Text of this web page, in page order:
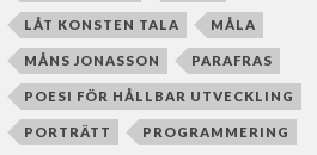
LÅT KONSTEN TALA MÅLA
MÅNS JONASSON PARAFRAS
POESI FÖR HÅLLBAR UTVECKLING
PORTRÄTT PROGRAMMERING